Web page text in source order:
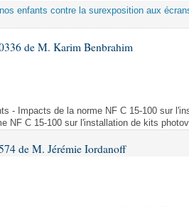
enfants contre la surexposition aux
de M. Karim Benbrahim
- Impacts de la norme NF C 15-100 sur
NF C 15-100 sur l'installation de kits
de M. Jérémie Iordanoff